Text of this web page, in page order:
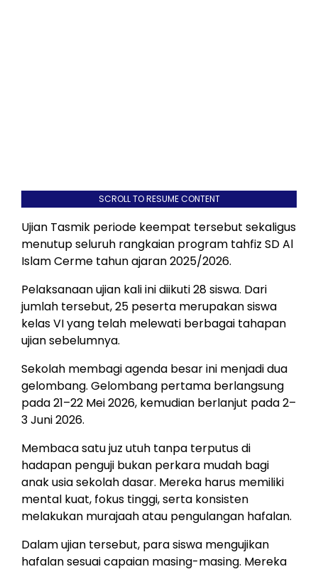
SCROLL TO RESUME CONTENT
Ujian Tasmik periode keempat tersebut sekaligus
menutup seluruh rangkaian program tahfiz SD Al
Islam Cerme tahun ajaran 2025/2026.
Pelaksanaan ujian kali ini diikuti 28 siswa. Dari
jumlah tersebut, 25 peserta merupakan siswa
kelas VI yang telah melewati berbagai tahapan
ujian sebelumnya.
Sekolah membagi agenda besar ini menjadi dua
gelombang. Gelombang pertama berlangsung
pada 21–22 Mei 2026, kemudian berlanjut pada 2–
3 Juni 2026.
Membaca satu juz utuh tanpa terputus di
hadapan penguji bukan perkara mudah bagi
anak usia sekolah dasar. Mereka harus memiliki
mental kuat, fokus tinggi, serta konsisten
melakukan murajaah atau pengulangan hafalan.
Dalam ujian tersebut, para siswa mengujikan
hafalan sesuai capaian masing-masing. Mereka